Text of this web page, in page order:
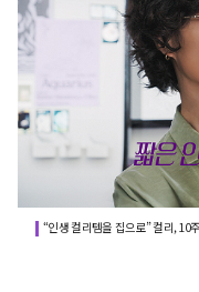
“인생 컬리템을 집으로” 컬리, 10